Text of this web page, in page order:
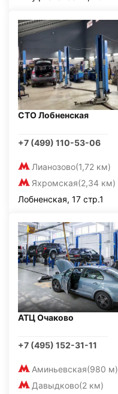
СТО Лобненская
+7 (499) 110-53-06
Лианозово(1,72 км)
Яхромская(2,34 км)
Лобненская, 17 стр.1
АТЦ Очаково
+7 (495) 152-31-11
Аминьевская(980 м)
Давыдково(2 км)